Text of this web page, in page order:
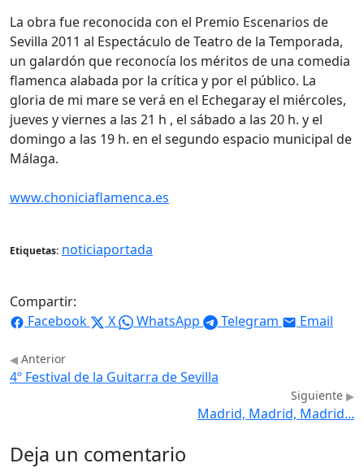
La obra fue reconocida con el Premio Escenarios de
Sevilla 2011 al Espectáculo de Teatro de la Temporada,
un galardón que reconocía los méritos de una comedia
flamenca alabada por la crítica y por el público. La
gloria de mi mare se verá en el Echegaray el miércoles,
jueves y viernes a las 21 h , el sábado a las 20 h. y el
domingo a las 19 h. en el segundo espacio municipal de
Málaga.
www.choniciaflamenca.es
Etiquetas: noticiaportada
Compartir:
Facebook
X WhatsApp Telegram Email
Anterior
4º Festival de la Guitarra de Sevilla
Siguiente
Madrid, Madrid, Madrid...
Deja un comentario